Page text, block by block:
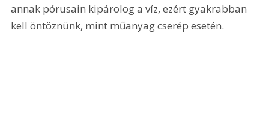
annak pórusain kipárolog a víz, ezért gyakrabban
kell öntöznünk, mint műanyag cserép esetén.